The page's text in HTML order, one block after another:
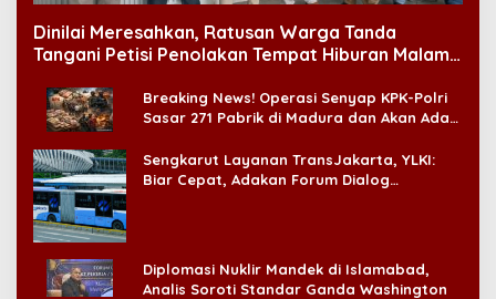
Dinilai Meresahkan, Ratusan Warga Tanda
Tangani Petisi Penolakan Tempat Hiburan Malam
Breaking News! Operasi Senyap KPK-Polri
Sasar 271 Pabrik di Madura dan Akan Ada
Sengkarut Layanan TransJakarta, YLKI:
Biar Cepat, Adakan Forum Dialog
Diplomasi Nuklir Mandek di Islamabad,
Analis Soroti Standar Ganda Washington